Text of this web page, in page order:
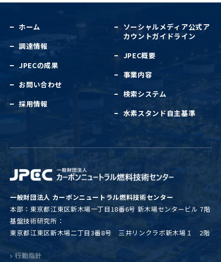
ホーム
調達情報
JPECの成果
お問い合わせ
採用情報
ソーシャルメディア公式ア
カウントガイドライン
JPEC概要
事業内容
検索システム
水素スタンド自主基準
一般財団法人 カーボンニュートラル燃料技術センター
本部：東京都江東区新木場一丁目18番6号 新木場センタービル 7階
基盤技術研究所：
東京都江東区新木場二丁目3番8号 三井リンクラボ新木場１ 2階
行動指針